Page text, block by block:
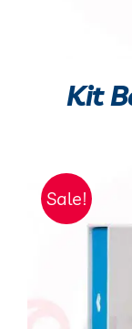
Kit
Sale!